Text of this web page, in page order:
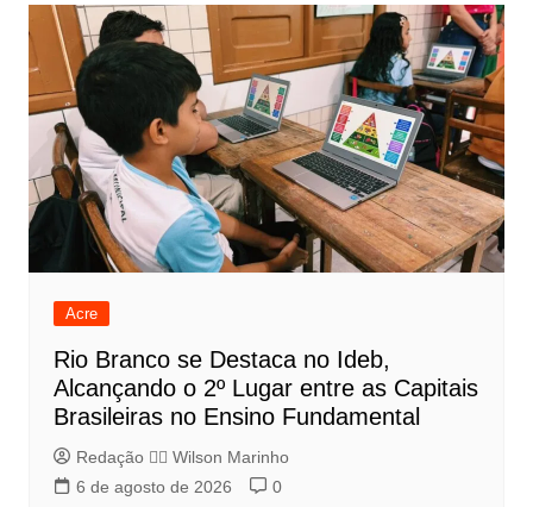
Acre
Rio Branco se Destaca no Ideb,
Alcançando o 2º Lugar entre as Capitais
Brasileiras no Ensino Fundamental
Redação 👨‍⚖️​ Wilson Marinho
6 de agosto de 2026
0